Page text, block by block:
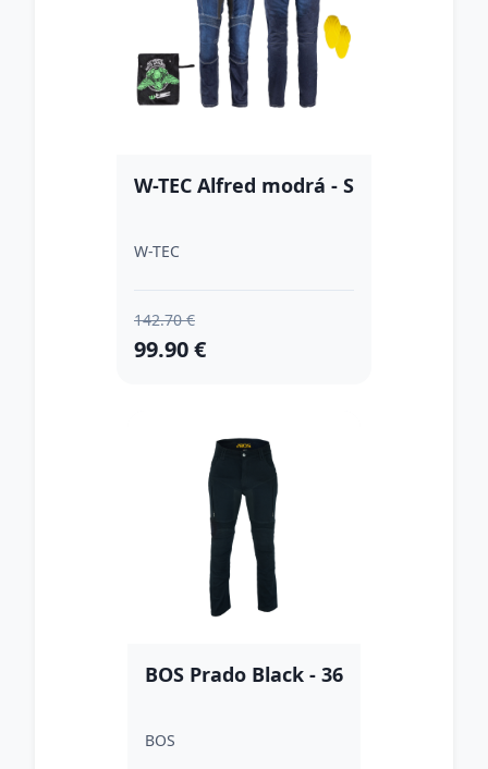
W-TEC Alfred modrá - S
W-TEC
142.70 €
99.90 €
BOS Prado Black - 36
BOS